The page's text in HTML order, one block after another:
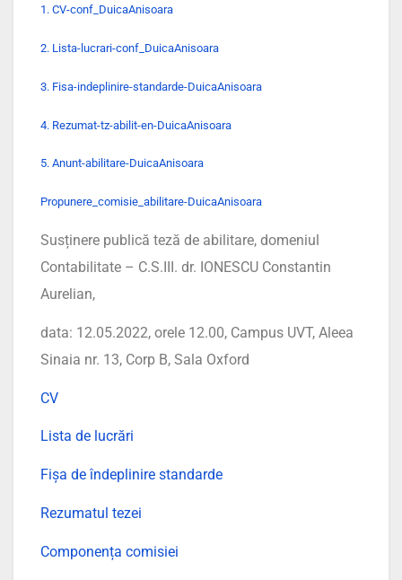
1. CV-conf_DuicaAnisoara
2. Lista-lucrari-conf_DuicaAnisoara
3. Fisa-indeplinire-standarde-DuicaAnisoara
4. Rezumat-tz-abilit-en-DuicaAnisoara
5. Anunt-abilitare-DuicaAnisoara
Propunere_comisie_abilitare-DuicaAnisoara
Susținere publică teză de abilitare, domeniul
Contabilitate – C.S.III. dr. IONESCU Constantin
Aurelian,
data: 12.05.2022, orele 12.00, Campus UVT, Aleea
Sinaia nr. 13, Corp B, Sala Oxford
CV
Lista de lucrări
Fișa de îndeplinire standarde
Rezumatul tezei
Componența comisiei